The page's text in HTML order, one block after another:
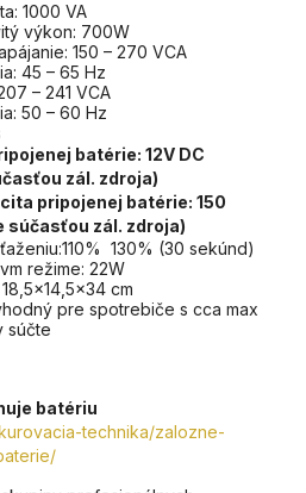
1000 VA
výkon: 700W
150 – 270 VCA
45 – 65 Hz
– 241 VCA
50 – 60 Hz
batérie: 12V DC
zál. zdroja)
pripojenej batérie: 150
súčasťou zál. zdroja)
130% (30 sekúnd)
režime: 22W
cm
pre spotrebiče s cca max
súčte
batériu
technika/zalozne-